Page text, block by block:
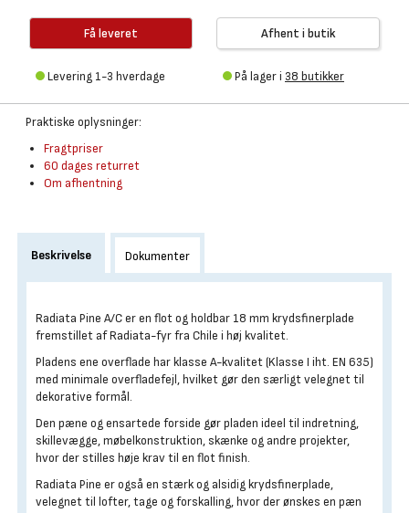
Få leveret
Levering 1-3 hverdage
Afhent i butik
På lager i 38 butikker
Praktiske oplysninger:
Fragtpriser
60 dages returret
Om afhentning
Beskrivelse Dokumenter
Radiata Pine A/C er en flot og holdbar 18 mm krydsfinerplade
fremstillet af Radiata-fyr fra Chile i høj kvalitet.
Pladens ene overflade har klasse A-kvalitet (Klasse I iht. EN 635)
med minimale overfladefejl, hvilket gør den særligt velegnet til
dekorative formål.
Den pæne og ensartede forside gør pladen ideel til indretning,
skillevægge, møbelkonstruktion, skænke og andre projekter,
hvor der stilles høje krav til en flot finish.
Radiata Pine er også en stærk og alsidig krydsfinerplade,
velegnet til lofter, tage og forskalling, hvor der ønskes en pæn